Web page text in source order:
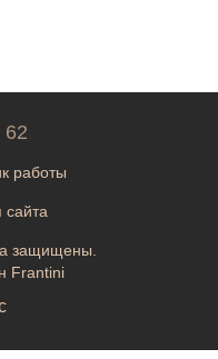
62
работы
сайта
защищены.
Frantini